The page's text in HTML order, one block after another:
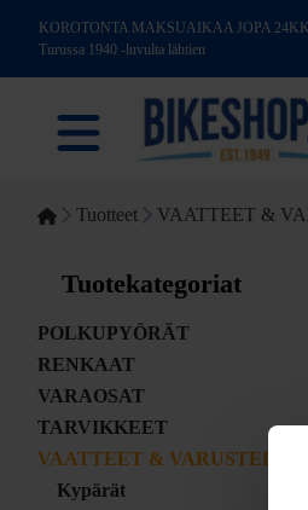
KOROTONTA MAKSUAIKAA JOPA 24KK!
Turussa 1940 -luvulta lähtien
Tuotteet VAATTEET &
Tuotekategoriat
POLKUPYÖRÄT
RENKAAT
VARAOSAT
TARVIKKEET
VAATTEET & VARUSTEET
Kypärät